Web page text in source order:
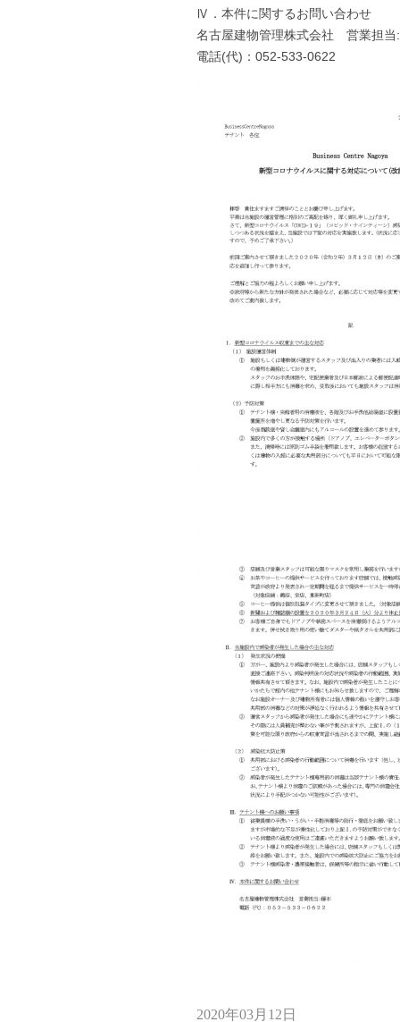
Ⅳ．本件に関するお問い合わせ
名古屋建物管理株式会社 営業担当
電話(代)：052-533-0622
2020年03月12日